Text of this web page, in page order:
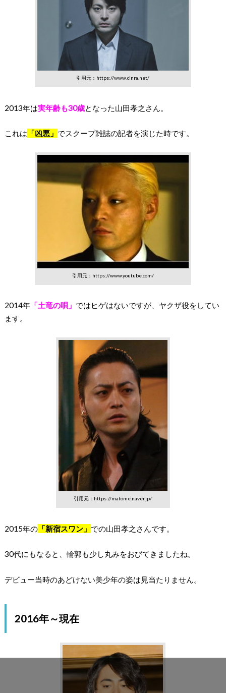
引用元：https://www.cinra.net/
2013年は実年齢も30歳となった山田孝之さん。
これは 「凶悪」 でスクープ雑誌の記者を演じた時です。
引用元：https://www.youtube.com/
2014年「土竜の唄」 ではヒゲはないですが、ヤクザ役をしてい
ます。
引用元：https://matome.naver.jp/
2015年の「新宿スワン」 での山田孝之さんです。
30代にもなると、輪郭も少し丸みをおびてきましたね。
デビュー当時のあどけない美少年の姿は見当たりません。
2016年～現在